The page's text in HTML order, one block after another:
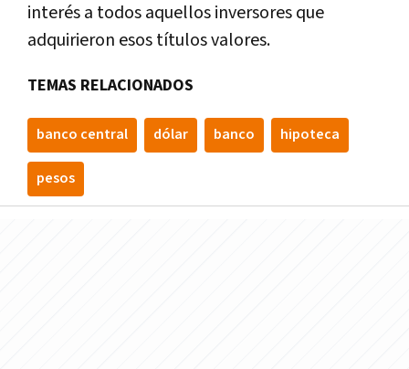
interés a todos aquellos inversores que
adquirieron esos tí­tulos valores.
TEMAS RELACIONADOS
banco central dólar banco hipoteca
pesos